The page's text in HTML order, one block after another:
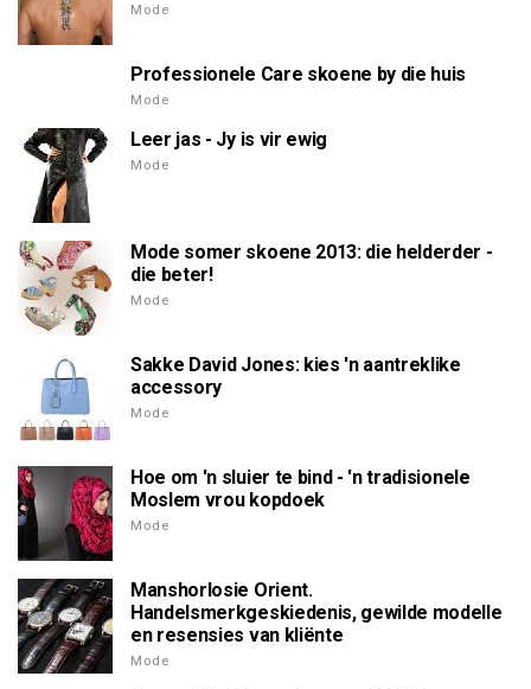
Mode
Professionele Care skoene by die huis
Mode
Leer jas - Jy is vir ewig
Mode
Mode somer skoene 2013: die helderder -
die beter!
Mode
Sakke David Jones: kies 'n aantreklike
accessory
Mode
Hoe om 'n sluier te bind - 'n tradisionele
Moslem vrou kopdoek
Mode
Manshorlosie Orient.
Handelsmerkgeskiedenis, gewilde modelle
en resensies van kliënte
Mode